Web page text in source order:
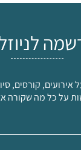
אירועים, קורסים,
על כל מה שקורה